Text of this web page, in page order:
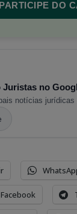
PARTICIPE DO
Juristas no
notícias jurídicas
Facebook